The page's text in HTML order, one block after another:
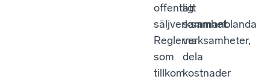
offentlig
säljverksamhet.
Reglerna
som
tillkom
att
sammanblanda
verksamheter,
dela
kostnader